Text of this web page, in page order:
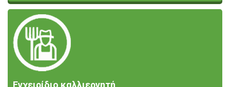
Εγχειρίδιο καλλιεργητή